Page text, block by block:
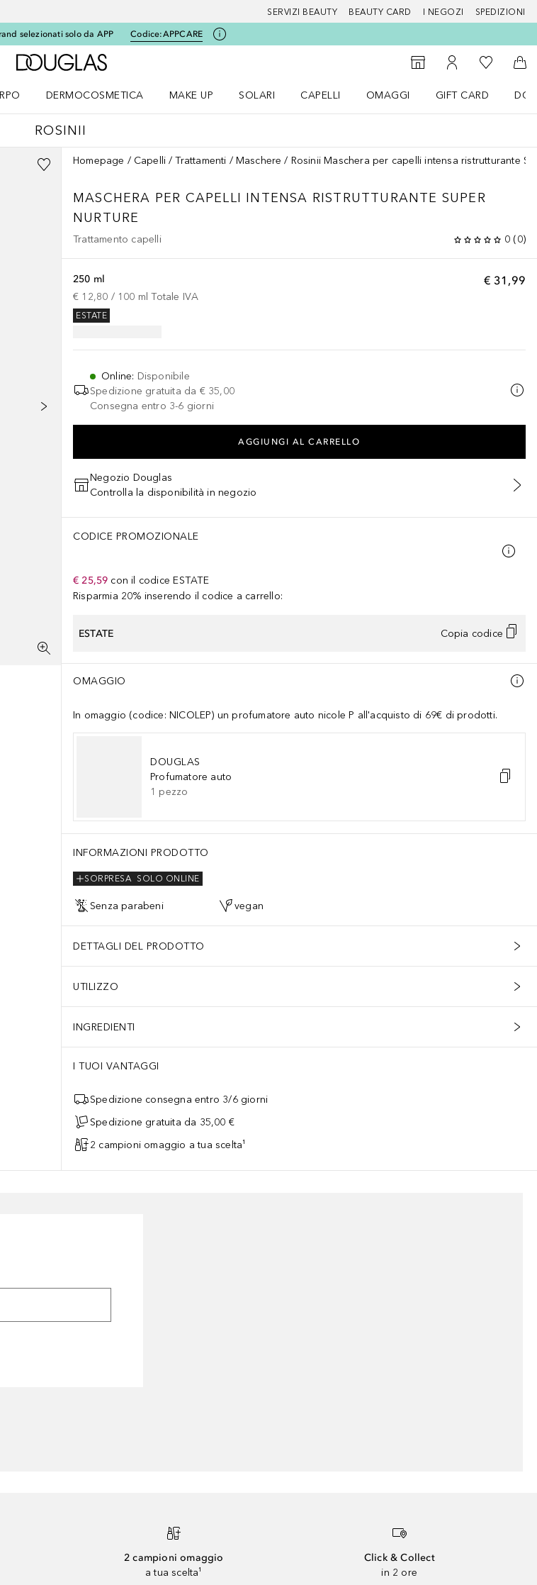
SERVIZI BEAUTY BEAUTY CARD I NEGOZI SPEDIZIONI
selezionati solo da APP Codice:APPCARE
A Douglas Home
StorefinderAl Mio Account
Alla Mia
Al
DERMOCOSMETICA
MAKE UP
SOLARI
CAPELLI
OMAGGI
GIFT CARD
ROSINII
Homepage Capelli Trattamenti Maschere Rosinii Maschera per capelli intensa ristrutturante
MASCHERA PER CAPELLI INTENSA RISTRUTTURANTE SUPER
NURTURE
Trattamento capelli 0 (0)
€ 31,99
250 ml
€ 12,80 / 100 ml Totale IVA
ESTATE
Online: Disponibile
Spedizione gratuita da € 35,00
Consegna entro 3-6 giorni
AGGIUNGI AL CARRELLO
Negozio Douglas
Controlla la disponibilità in negozio
CODICE PROMOZIONALE
€ 25,59 con il codice ESTATE
Risparmia 20% inserendo il codice a carrello:
ESTATE Copia codice
OMAGGIO
In omaggio (codice: NICOLEP) un profumatore auto nicole P all'acquisto di 69€ di prodotti.
DOUGLAS
Profumatore auto
1 pezzo
INFORMAZIONI PRODOTTO
SOLO ONLINE
SORPRESA
Senza parabeni vegan
DETTAGLI DEL PRODOTTO
UTILIZZO
INGREDIENTI
I TUOI VANTAGGI
Spedizione consegna entro 3/6 giorni
Spedizione gratuita da 35,00 €
2 campioni omaggio a tua scelta¹
2 campioni omaggio
a tua scelta¹
Click & Collect
in 2 ore